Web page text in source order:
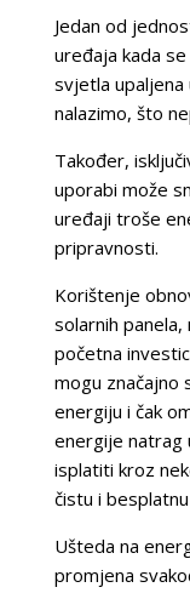
Jedan od
uređaja kada
svjetla
nalazimo, što
Također,
uporabi može
uređaji troše
pripravnosti.
Korištenje
solarnih
početna
mogu značajno
energiju i čak
energije natrag
isplatiti kroz
čistu i
Ušteda na
promjena